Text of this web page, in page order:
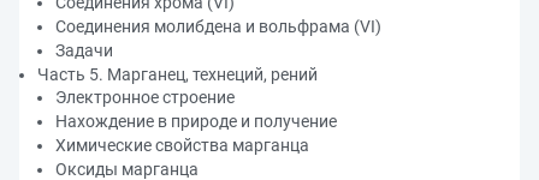
Соединения молибдена и вольфрама (VI)
Задачи
Часть 5. Марганец, технеций, рений
Электронное строение
Нахождение в природе и получение
Химические свойства марганца
Оксиды марганца